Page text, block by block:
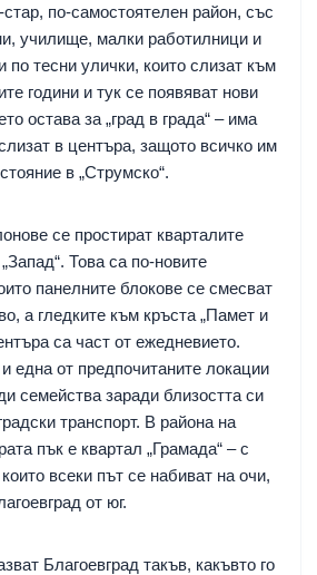
по-самостоятелен район, със
училище, малки работилници и
по тесни улички, които слизат към
години и тук се появяват нови
остава за „град в града“ – има
в центъра, защото всичко им
в „Струмско“.
се простират кварталите
Това са по-новите
панелните блокове се смесват
а гледките към кръста „Памет и
са част от ежедневието.
една от предпочитаните локации
семейства заради близостта си
транспорт. В района на
пък е квартал „Грамада“ – с
всеки път се набиват на очи,
от юг.
Благоевград такъв, какъвто го